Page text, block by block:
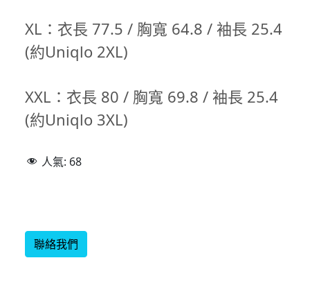
XL：衣長 77.5 / 胸寬 64.8 / 袖長 25.4
(約Uniqlo 2XL)
XXL：衣長 80 / 胸寬 69.8 / 袖長 25.4
(約Uniqlo 3XL)
人氣: 68
聯絡我們